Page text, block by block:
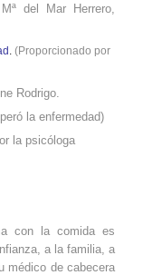
del Mar Herrero,
. (Proporcionado por
Rodrigo.
la enfermedad)
la psicóloga
con la comida es
a la familia, a
médico de cabecera